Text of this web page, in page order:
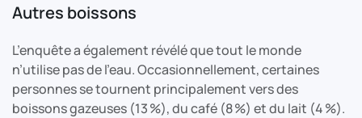
Autres boissons
L’enquête a également révélé que tout le monde
n’utilise pas de l’eau. Occasionnellement, certaines
personnes se tournent principalement vers des
boissons gazeuses (13 %), du café (8 %) et du lait (4 %).